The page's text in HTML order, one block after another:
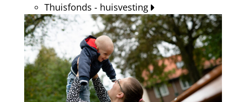
Thuisfonds - huisvesting